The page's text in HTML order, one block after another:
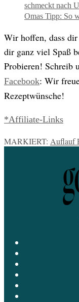
schmeckt nach
Omas Tipp: So
Wir hoffen, dass
dir ganz viel Spaß
Probieren! Schreib
Facebook: Wir
Rezeptwünsche!
*Affiliate-Links
MARKIERT: Auflauf